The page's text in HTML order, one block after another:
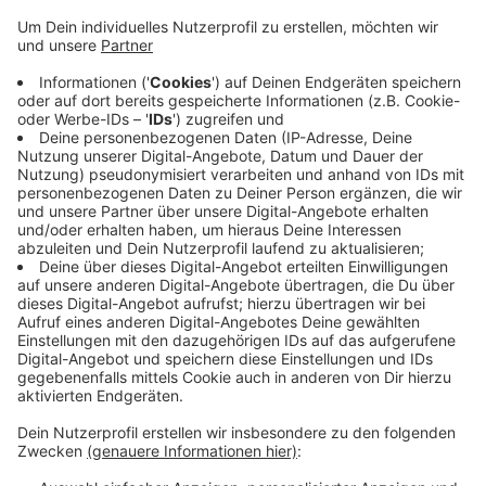
Schnelltests in Alten- und Pflegeeinrichtungen.
Veröffentlicht:Dienstag, 23.02.2021 06:20
Anzeige
Seit November ist die Bundeswehr bei uns in der Stadt
im Einsatz. Laut städtischem Krisenstab wird in den
Leverkusener Seniorenheimen gründlicher kontrolliert,
als von der Landesregierung vorgeschrieben. Das sei
so nur durch die Unterstützung der Bundeswehr
möglich.
Anzeige